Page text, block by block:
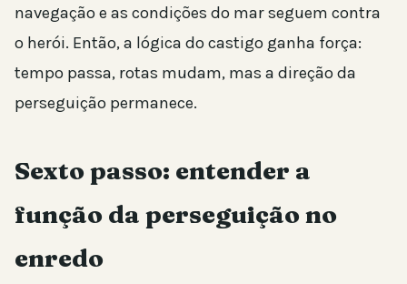
navegação e as condições do mar seguem contra
o herói. Então, a lógica do castigo ganha força:
tempo passa, rotas mudam, mas a direção da
perseguição permanece.
Sexto passo: entender a
função da perseguição no
enredo